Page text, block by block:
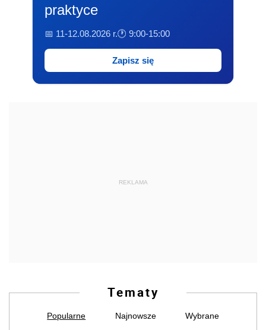
praktyce
📅 11-12.08.2026 r.🕐 9:00-15:00
Zapisz się
REKLAMA
Tematy
Popularne Najnowsze Wybrane